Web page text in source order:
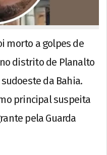
morto a golpes de
distrito de Planalto
da Bahia.
principal suspeita
pela Guarda